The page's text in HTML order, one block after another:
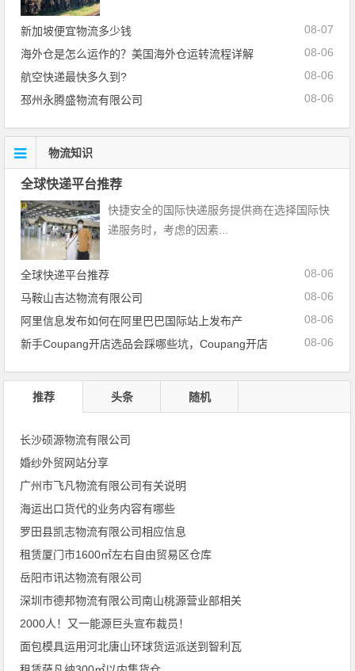
08-07
新加坡便宜物流多少钱
08-06
海外仓是怎么运作的？美国海外仓运转流程详解
08-06
航空快递最快多久到?
08-06
邳州永腾盛物流有限公司
物流知识
全球快递平台推荐
快捷安全的国际快递服务提供商在选择国际快
递服务时，考虑的因素...
08-06
全球快递平台推荐
08-06
马鞍山吉达物流有限公司
08-06
阿里信息发布如何在阿里巴巴国际站上发布产
08-06
新手Coupang开店选品会踩哪些坑，Coupang开店
推荐 头条 随机
长沙硕源物流有限公司
婚纱外贸网站分享
广州市飞凡物流有限公司有关说明
海运出口货代的业务内容有哪些
罗田县凯志物流有限公司相应信息
租赁厦门市1600㎡左右自由贸易区仓库
岳阳市讯达物流有限公司
深圳市德邦物流有限公司南山桃源营业部相关
2000人！又一能源巨头宣布裁员！
面包模具运用河北唐山环球货运派送到智利瓦